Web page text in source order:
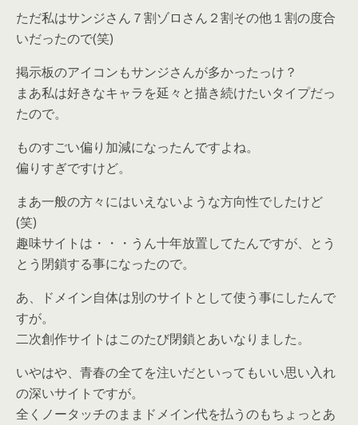
ただ私はサンジさん７割ゾロさん２割その他１割の度合
いだったので(笑)
掲示板のアイコンもサンジさんが多かったっけ？
まあ私は好きなキャラを延々と描き続けたいタイプだっ
たので。
ものすごい偏り加減になったんですよね。
偏りすぎですけど。
まあ一般の方々にはいえないような方向性でしたけど
(笑)
趣味サイトは・・・うん十年放置してたんですが、とう
とう閉鎖する事になったので。
あ、ドメイン自体は別のサイトとして使う事にしたんで
すが。
二次創作サイトはこのたび閉鎖とあいなりました。
いやはや、青春の全てを注いだといってもいい思い入れ
の深いサイトですが。
全くノータッチのままドメイン代を払うのもちょっとあ